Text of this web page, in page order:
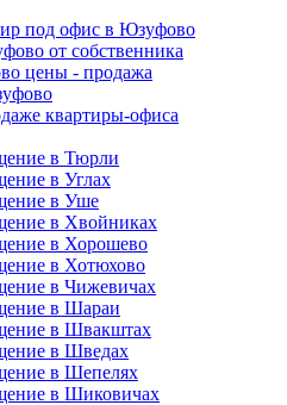
под офис в Юзуфово
от собственника
цены - продажа
квартиры-офиса
в Тюрли
в Углах
в Уше
в Хвойниках
в Хорошево
в Хотюхово
в Чижевичах
в Шараи
в Швакштах
в Шведах
в Шепелях
в Шиковичах